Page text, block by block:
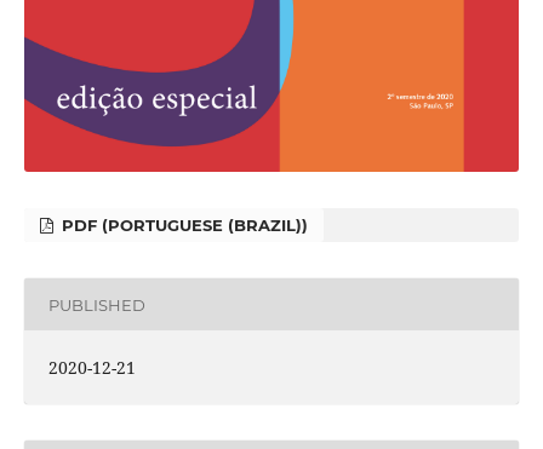
PDF (PORTUGUESE (BRAZIL))
PUBLISHED
2020-12-21